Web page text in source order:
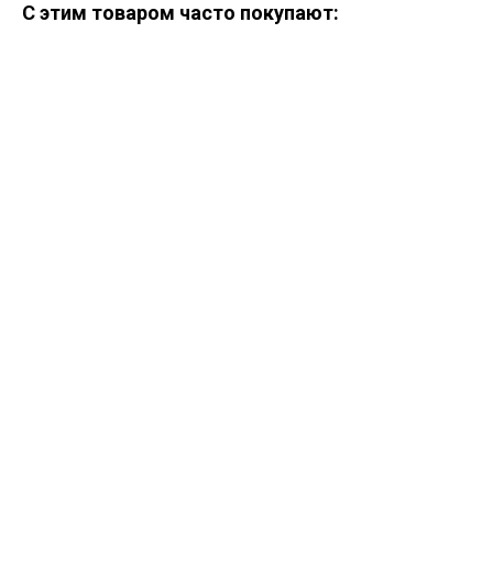
С этим товаром часто покупают: